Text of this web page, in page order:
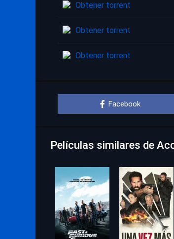
Obtener torrent
Obtener torrent
Obtener torrent
Facebook
Películas similares de